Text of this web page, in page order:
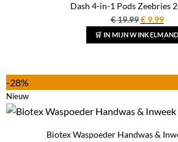
Dash 4-in-1 Pods Zeebries
€19.99
prijs
was:
€9.99
prijs
is:
🛒 IN MIJN WINKELMAND
-28%
Nieuw
Biotex Waspoeder Handwas &